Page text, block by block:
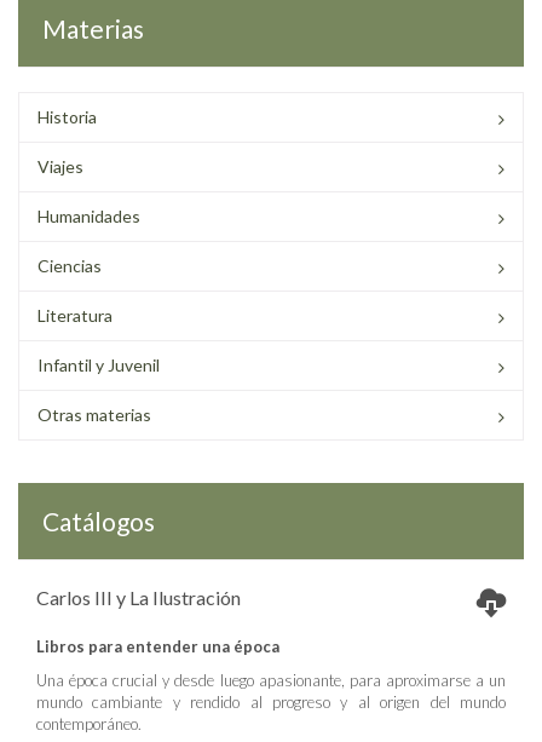
Materias
Historia
Viajes
Humanidades
Ciencias
Literatura
Infantil y Juvenil
Otras materias
Catálogos
Carlos III y La Ilustración
Libros para entender una época
Una época crucial y desde luego apasionante, para aproximarse a un
mundo cambiante y rendido al progreso y al origen del mundo
contemporáneo.